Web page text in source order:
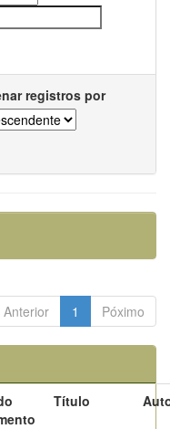
registros por
Anterior 1 Póximo
Título